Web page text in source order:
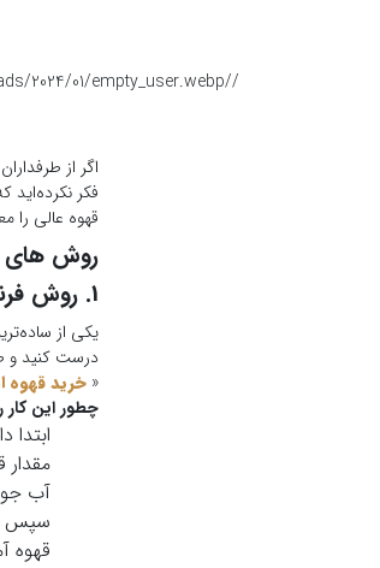
/
/uploads/2024/01/empty_user.webp
اگر از
فکر نکرده‌اید
قهوه عالی را
روش های
1. روش فرنچ پرس
یکی از
درست کنید و
« خرید قهوه
چطور این کار
ابتدا
مقدار قهوه
آب جوش را
سپس
قهوه